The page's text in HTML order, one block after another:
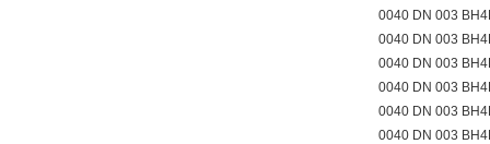
0040 DN 003
0040 DN 003
0040 DN 003
0040 DN 003
0040 DN 003
0040 DN 003